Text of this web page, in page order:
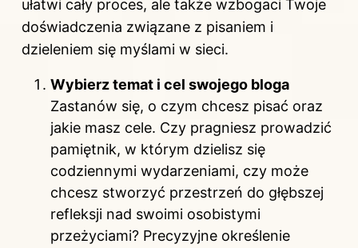
ułatwi cały proces, ale także wzbogaci Twoje
doświadczenia związane z pisaniem i
dzieleniem się myślami w sieci.
Wybierz temat i cel swojego bloga
Zastanów się, o czym chcesz pisać oraz
jakie masz cele. Czy pragniesz prowadzić
pamiętnik, w którym dzielisz się
codziennymi wydarzeniami, czy może
chcesz stworzyć przestrzeń do głębszej
refleksji nad swoimi osobistymi
przeżyciami? Precyzyjne określenie